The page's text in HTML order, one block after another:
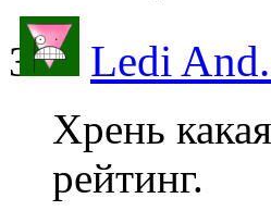
Ledi
Хрень
рейтинг.